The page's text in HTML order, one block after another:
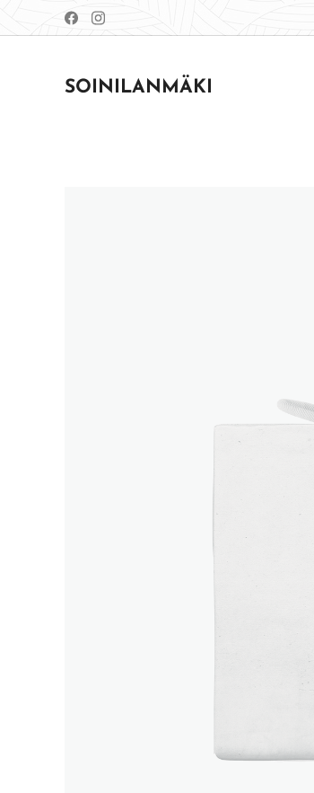
SOINILANMÄKI